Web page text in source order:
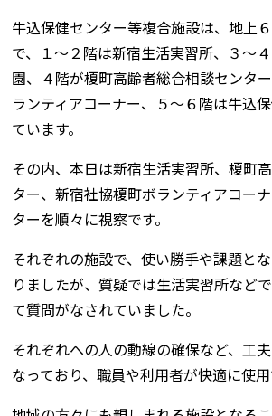
牛込保健センター等複合施設は、地上
で、１～２階は新宿生活実習所、３～
園、４階が榎町高齢者総合相談センタ
ランティアコーナー、５～６階は牛込
ています。
その内、本日は新宿生活実習所、榎町
ター、新宿社協榎町ボランティアコー
ターを順々に視察です。
それぞれの施設で、使い勝手や課題と
りましたが、質疑では生活実習所など
て質問がなされていました。
それぞれへの人の動線の確保など、工
なっており、職員や利用者が快適に使用